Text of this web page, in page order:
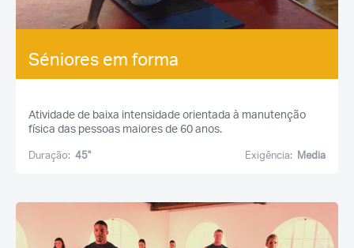
Séniores em forma
Atividade de baixa intensidade orientada à manutenção
física das pessoas maiores de 60 anos.
Duração: 45'' Exigência: Media